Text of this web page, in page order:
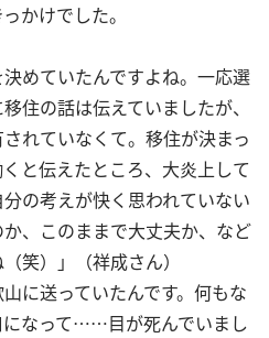
かけでした。
決めていたんですよね。一応選
住の話は伝えていましたが、
れていなくて。移住が決まっ
と伝えたところ、大炎上して
の考えが快く思われていない
、このままで大丈夫か、など
笑）」（祥成さん）
に送っていたんです。何もな
になって……目が死んでいまし